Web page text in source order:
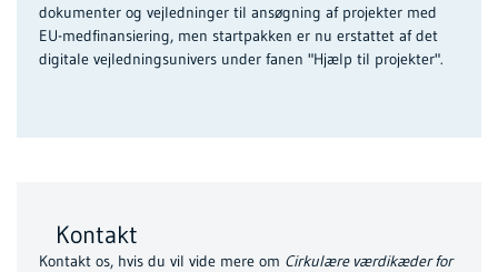
dokumenter og vejledninger til ansøgning af projekter med
EU-medfinansiering, men startpakken er nu erstattet af det
digitale vejledningsunivers under fanen "Hjælp til projekter".
Kontakt
Kontakt os, hvis du vil vide mere om Cirkulære værdikæder for